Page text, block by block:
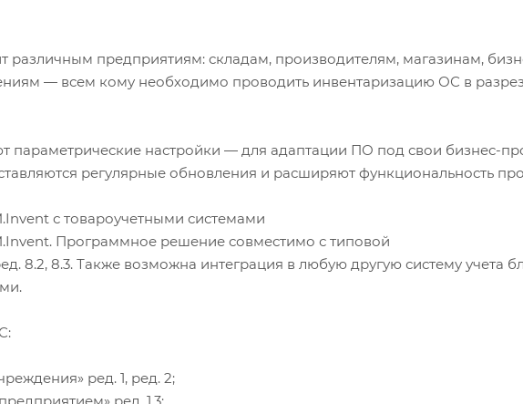
различным предприятиям: складам, производителям, магазинам,
— всем кому необходимо проводить инвентаризацию ОС в
настройки — для адаптации ПО под свои бизнес-
регулярные обновления и расширяют функциональность
с товароучетными системами
Программное решение совместимо с типовой
8.2, 8.3. Также возможна интеграция в любую другую систему учета
ред. 1, ред. 2;